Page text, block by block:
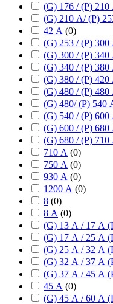
(G) 176 / (P) 210
(G) 210 А/ (P)
42 А (0)
(G) 253 / (P) 300
(G) 300 / (P) 340
(G) 340 / (P) 380
(G) 380 / (P) 420
(G) 480 / (P) 480
(G) 480/ (P) 540
(G) 540 / (P) 600
(G) 600 / (P) 680
(G) 680 / (P) 710
710 А (0)
750 А (0)
930 А (0)
1200 А (0)
8 (0)
8 А (0)
(G) 13 А / 17 А
(G) 17 А / 25 А
(G) 25 А / 32 А
(G) 32 А / 37 А
(G) 37 А / 45 А
45 А (0)
(G) 45 А / 60 А